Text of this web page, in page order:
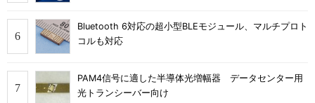
Bluetooth 6対応の超小型BLEモジュール、マルチプロト
コルも対応
PAM4信号に適した半導体光増幅器 データセンター用
光トランシーバー向け